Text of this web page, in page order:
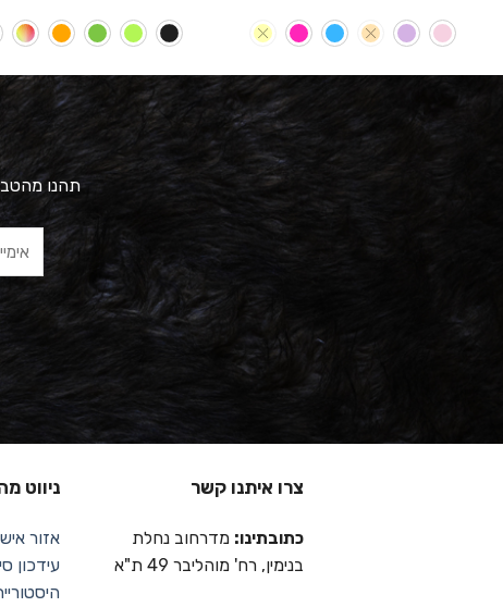
תהנו
צרו איתנו קשר
כתובתינו: מדרחוב נחלת
בנימין, רח' מוהליבר 49 ת"א
ניווט
אזור
עידכון